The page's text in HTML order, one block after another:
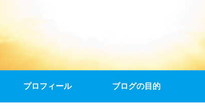
プロフィール ブログの目的